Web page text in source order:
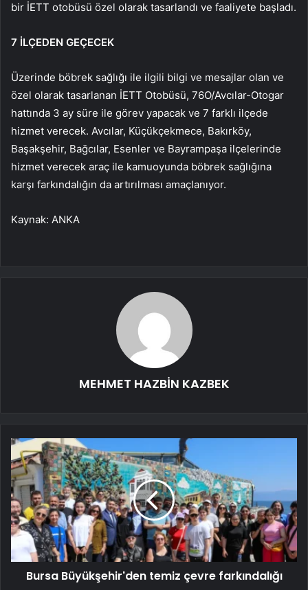
bir İETT otobüsü özel olarak tasarlandı ve faaliyete başladı.
7 İLÇEDEN GEÇECEK
Üzerinde böbrek sağlığı ile ilgili bilgi ve mesajlar olan ve
özel olarak tasarlanan İETT Otobüsü, 76O/Avcılar-Otogar
hattında 3 ay süre ile görev yapacak ve 7 farklı ilçede
hizmet verecek. Avcılar, Küçükçekmece, Bakırköy,
Başakşehir, Bağcılar, Esenler ve Bayrampaşa ilçelerinde
hizmet verecek araç ile kamuoyunda böbrek sağlığına
karşı farkındalığın da artırılması amaçlanıyor.
Kaynak: ANKA
MEHMET HAZBİN KAZBEK
Bursa Büyükşehir'den temiz çevre farkındalığı